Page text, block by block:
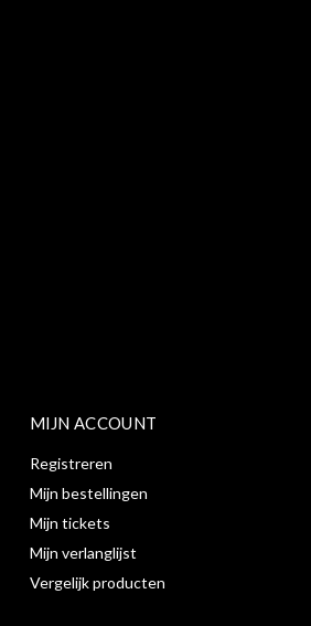
MIJN ACCOUNT
Registreren
Mijn bestellingen
Mijn tickets
Mijn verlanglijst
Vergelijk producten